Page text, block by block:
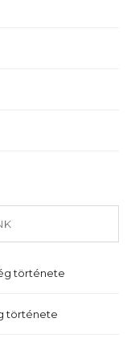
története
története